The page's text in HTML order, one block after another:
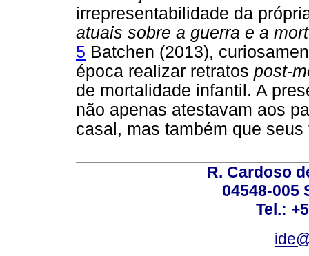
irrepresentabilidade da
atuais sobre a guerra e a
5 Batchen (2013),
época realizar retratos post-
de mortalidade infantil. A
não apenas atestavam aos
casal, mas também que
R. Cardoso
04548-005
Tel.: